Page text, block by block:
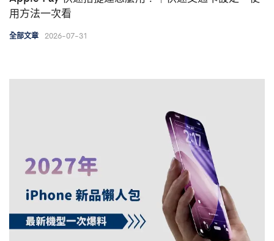
用方法一次看
全部文章 2026-07-31